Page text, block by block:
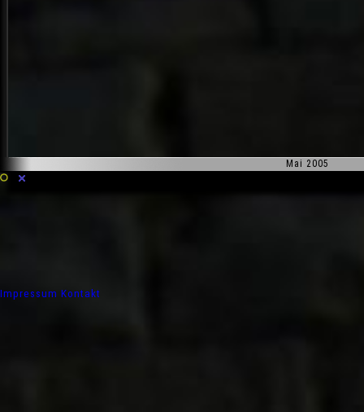
Mai 2005
Impressum Kontakt